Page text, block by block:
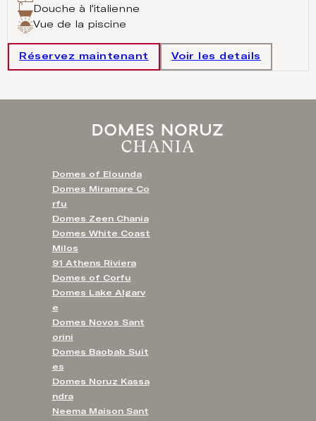
Douche à l'italienne
Vue de la piscine
Réservez maintenant Voir les details
Domes of Elounda
Domes Miramare Co
rfu
Domes Zeen Chania
Domes White Coast
Milos
91 Athens Riviera
Domes of Corfu
Domes Lake Algarv
e
Domes Novos Sant
orini
Domes Baobab Suit
es
Domes Noruz Kassa
ndra
Neema Maison Sant